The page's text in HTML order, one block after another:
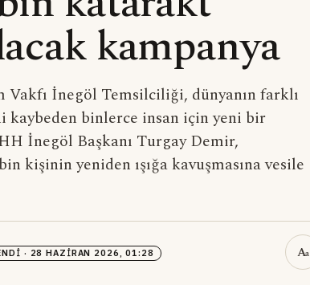
kampanya
İnegöl Temsilciliği, dünyanın farklı
binlerce insan için yeni bir
İnegöl Başkanı Turgay Demir,
kişinin yeniden ışığa kavuşmasına vesile
· 28 HAZIRAN 2026, 01:28 Aa